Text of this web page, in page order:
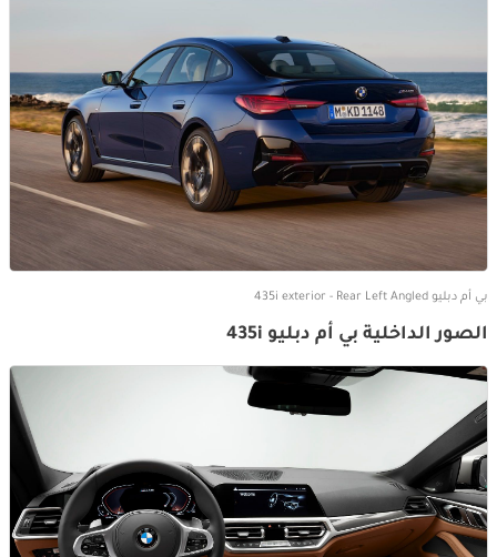
بي أم دبليو 435i exterior - Rear Left Angled
الصور الداخلية بي أم دبليو 435i